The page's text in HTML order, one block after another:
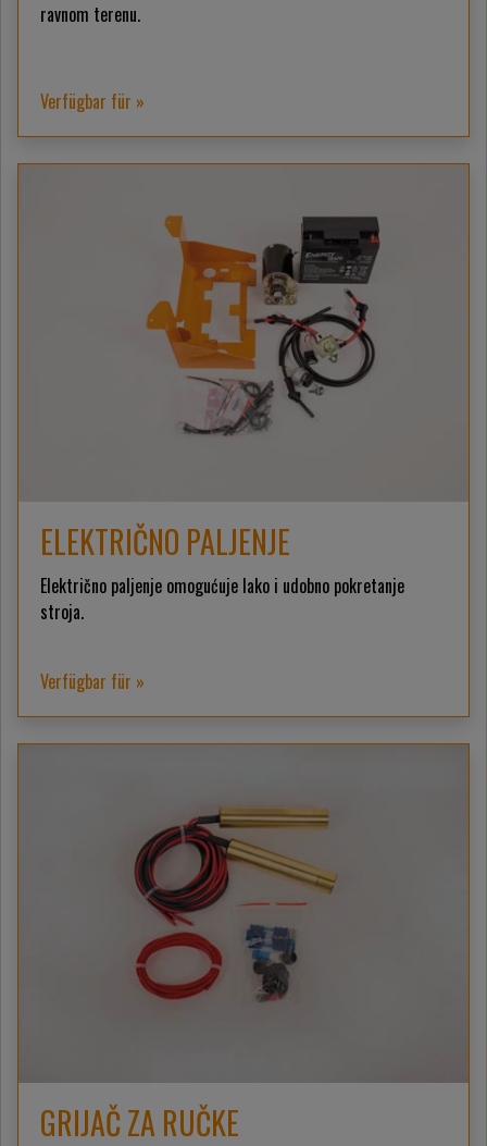
ravnom terenu.
Verfügbar für »
ELEKTRIČNO PALJENJE
Električno paljenje omogućuje lako i udobno pokretanje
stroja.
Verfügbar für »
GRIJAČ ZA RUČKE